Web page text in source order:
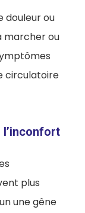
douleur ou
marcher ou
circulatoire
l’inconfort
plus
une gêne